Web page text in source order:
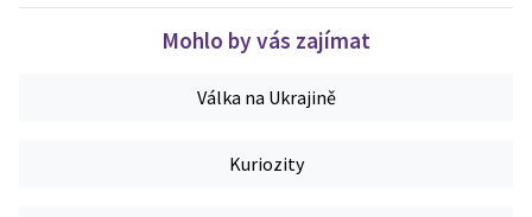
Mohlo by vás zajímat
Válka na Ukrajině
Kuriozity